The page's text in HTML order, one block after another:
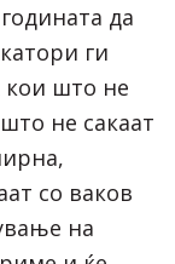
да
ги
кои што не
не сакаат
со ваков
на